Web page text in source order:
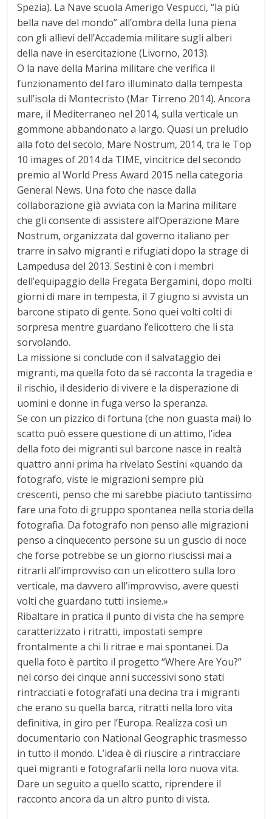
Spezia). La Nave scuola Amerigo Vespucci, “la più
bella nave del mondo” all’ombra della luna piena
con gli allievi dell’Accademia militare sugli alberi
della nave in esercitazione (Livorno, 2013).
O la nave della Marina militare che verifica il
funzionamento del faro illuminato dalla tempesta
sull’isola di Montecristo (Mar Tirreno 2014). Ancora
mare, il Mediterraneo nel 2014, sulla verticale un
gommone abbandonato a largo. Quasi un preludio
alla foto del secolo, Mare Nostrum, 2014, tra le Top
10 images of 2014 da TIME, vincitrice del secondo
premio al World Press Award 2015 nella categoria
General News. Una foto che nasce dalla
collaborazione già avviata con la Marina militare
che gli consente di assistere all’Operazione Mare
Nostrum, organizzata dal governo italiano per
trarre in salvo migranti e rifugiati dopo la strage di
Lampedusa del 2013. Sestini è con i membri
dell’equipaggio della Fregata Bergamini, dopo molti
giorni di mare in tempesta, il 7 giugno si avvista un
barcone stipato di gente. Sono quei volti colti di
sorpresa mentre guardano l’elicottero che li sta
sorvolando.
La missione si conclude con il salvataggio dei
migranti, ma quella foto da sé racconta la tragedia e
il rischio, il desiderio di vivere e la disperazione di
uomini e donne in fuga verso la speranza.
Se con un pizzico di fortuna (che non guasta mai) lo
scatto può essere questione di un attimo, l’idea
della foto dei migranti sul barcone nasce in realtà
quattro anni prima ha rivelato Sestini «quando da
fotografo, viste le migrazioni sempre più
crescenti, penso che mi sarebbe piaciuto tantissimo
fare una foto di gruppo spontanea nella storia della
fotografia. Da fotografo non penso alle migrazioni
penso a cinquecento persone su un guscio di noce
che forse potrebbe se un giorno riuscissi mai a
ritrarli all’improvviso con un elicottero sulla loro
verticale, ma davvero all’improvviso, avere questi
volti che guardano tutti insieme.»
Ribaltare in pratica il punto di vista che ha sempre
caratterizzato i ritratti, impostati sempre
frontalmente a chi li ritrae e mai spontanei. Da
quella foto è partito il progetto “Where Are You?”
nel corso dei cinque anni successivi sono stati
rintracciati e fotografati una decina tra i migranti
che erano su quella barca, ritratti nella loro vita
definitiva, in giro per l’Europa. Realizza così un
documentario con National Geographic trasmesso
in tutto il mondo. L’idea è di riuscire a rintracciare
quei migranti e fotografarli nella loro nuova vita.
Dare un seguito a quello scatto, riprendere il
racconto ancora da un altro punto di vista.